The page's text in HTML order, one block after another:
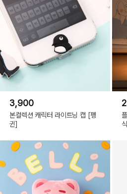
3,900
본컬렉션 캐릭터 라이트닝 캡 [펭
귄]